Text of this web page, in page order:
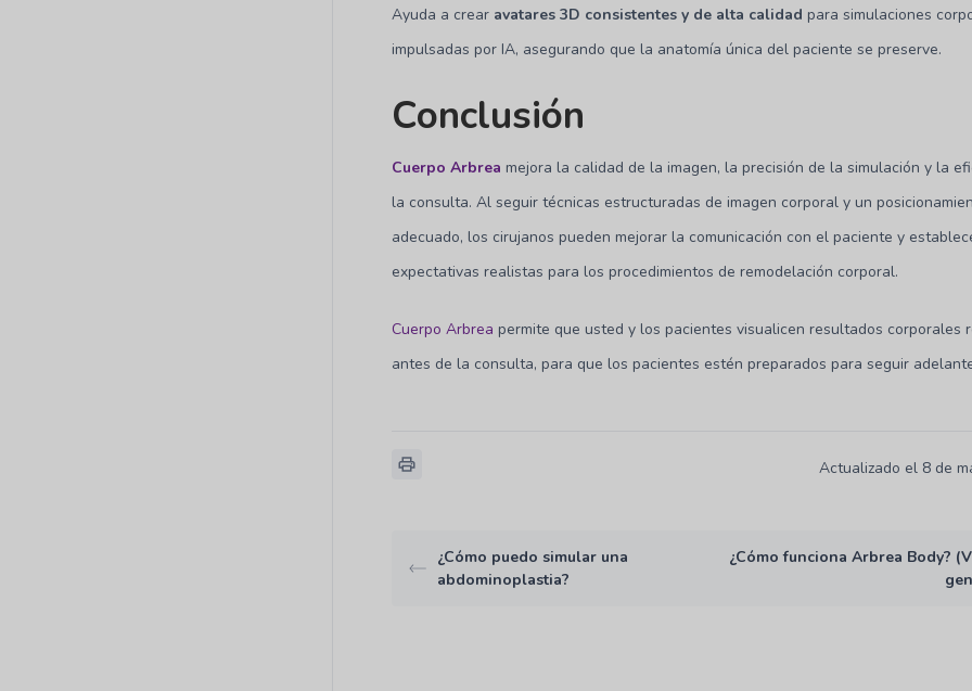
Ayuda a crear avatares 3D consistentes y de alta calidad para simulaciones
impulsadas por IA, asegurando que la anatomía única del paciente se preserve.
Conclusión
Cuerpo Arbrea mejora la calidad de la imagen, la precisión de la simulación y la
la consulta. Al seguir técnicas estructuradas de imagen corporal y un
adecuado, los cirujanos pueden mejorar la comunicación con el paciente y
expectativas realistas para los procedimientos de remodelación corporal.
Cuerpo Arbrea permite que usted y los pacientes visualicen resultados corporales
antes de la consulta, para que los pacientes estén preparados para seguir
Actualizado el 8 de
¿Cómo puedo simular una
abdominoplastia?
¿Cómo funciona Arbrea Body?